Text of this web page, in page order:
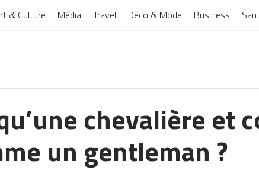
& Culture Média Travel Déco & Mode Business
chevalière et
un gentleman ?